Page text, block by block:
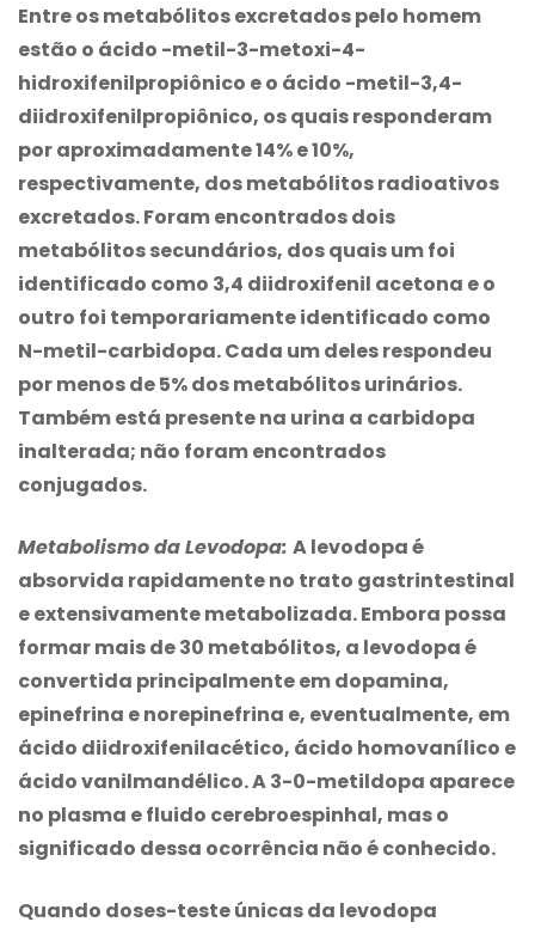
Entre os metabólitos excretados pelo homem
estão o ácido -metil-3-metoxi-4-
hidroxifenilpropiônico e o ácido -metil-3,4-
diidroxifenilpropiônico, os quais responderam
por aproximadamente 14% e 10%,
respectivamente, dos metabólitos radioativos
excretados. Foram encontrados dois
metabólitos secundários, dos quais um foi
identificado como 3,4 diidroxifenil acetona e o
outro foi temporariamente identificado como
N-metil-carbidopa. Cada um deles respondeu
por menos de 5% dos metabólitos urinários.
Também está presente na urina a carbidopa
inalterada; não foram encontrados
conjugados.
Metabolismo da Levodopa: A levodopa é
absorvida rapidamente no trato gastrintestinal
e extensivamente metabolizada. Embora possa
formar mais de 30 metabólitos, a levodopa é
convertida principalmente em dopamina,
epinefrina e norepinefrina e, eventualmente, em
ácido diidroxifenilacético, ácido homovanílico e
ácido vanilmandélico. A 3-0-metildopa aparece
no plasma e fluido cerebroespinhal, mas o
significado dessa ocorrência não é conhecido.
Quando doses-teste únicas da levodopa